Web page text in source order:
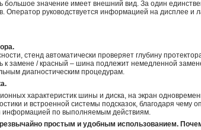
большое значение имеет внешний вид. За один
Оператор руководствуется информацией на дисплее
стенд автоматически проверяет глубину
к замене / красный – шина подлежит немедленной
диагностическим процедурам.
характеристик шины и диска, на экран
и встроенной системы подсказок, благодаря чему
информацией по выполняемым действиям.
простым и удобным использованием.